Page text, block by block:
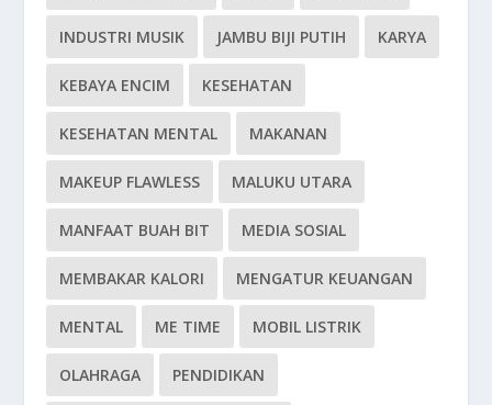
INDUSTRI MUSIK JAMBU BIJI PUTIH KARYA
KEBAYA ENCIM KESEHATAN
KESEHATAN MENTAL MAKANAN
MAKEUP FLAWLESS MALUKU UTARA
MANFAAT BUAH BIT MEDIA SOSIAL
MEMBAKAR KALORI MENGATUR KEUANGAN
MENTAL ME TIME MOBIL LISTRIK
OLAHRAGA PENDIDIKAN